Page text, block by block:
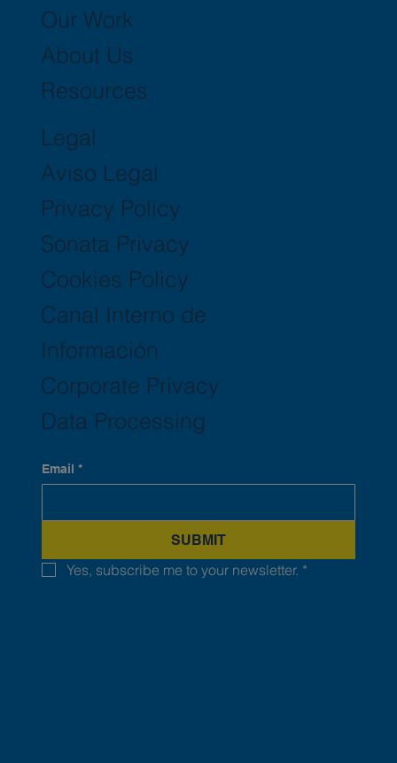
Our Work
About Us
Resources
Legal
Aviso Legal
Privacy Policy
Sonata Privacy
Cookies Policy
Canal Interno de
Información
Corporate Privacy
Data Processing
Email *
SUBMIT
Yes, subscribe me to your newsletter. *